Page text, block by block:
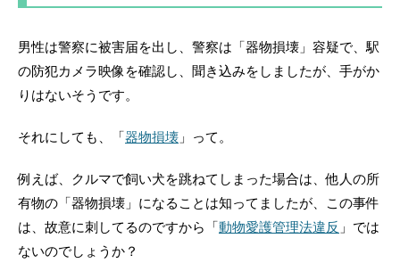
男性は警察に被害届を出し、警察は「器物損壊」容疑で、駅
の防犯カメラ映像を確認し、聞き込みをしましたが、手がか
りはないそうです。
それにしても、「器物損壊 」って。
例えば、クルマで飼い犬を跳ねてしまった場合は、他人の所
有物の「器物損壊」になることは知ってましたが、この事件
は、故意に刺してるのですから「動物愛護管理法違反 」では
ないのでしょうか？